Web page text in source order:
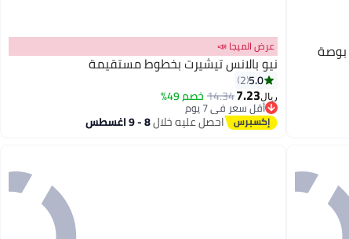
3
عرض الميجا 📣
نيو بالانس تيشيرت بخطوط مستقيمة
5.0
2
ريال7.23
14.34 خصم 49%
أقل سعر في 7 يوم
أقل سعر في 7 يوماحصل عليه خلال8 - 9 اغسطس